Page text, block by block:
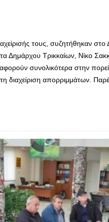
τους, συζητήθηκαν στο
Δημάρχου Τρικκαίων, Νίκο
συνολικότερα στην
διαχείριση απορριμμάτων.